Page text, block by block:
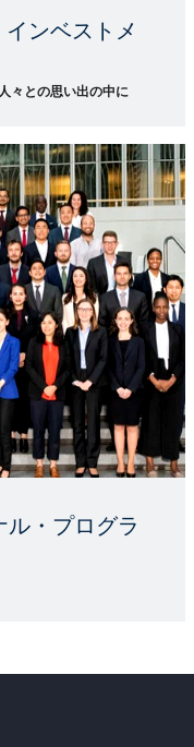
ンベストメ
々との思い出の中に
・プログラ